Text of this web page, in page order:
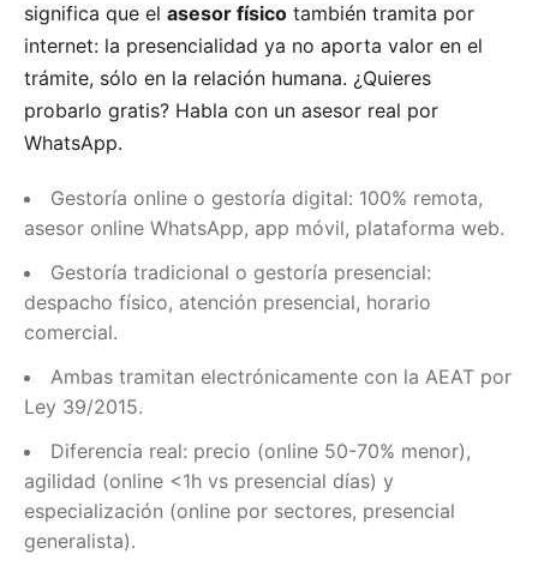
significa que el asesor físico también tramita por
internet: la presencialidad ya no aporta valor en el
trámite, sólo en la relación humana. ¿Quieres
probarlo gratis? Habla con un asesor real por
WhatsApp.
Gestoría online o gestoría digital: 100% remota,
asesor online WhatsApp, app móvil, plataforma web.
Gestoría tradicional o gestoría presencial:
despacho físico, atención presencial, horario
comercial.
Ambas tramitan electrónicamente con la AEAT por
Ley 39/2015.
Diferencia real: precio (online 50-70% menor),
agilidad (online <1h vs presencial días) y
especialización (online por sectores, presencial
generalista).